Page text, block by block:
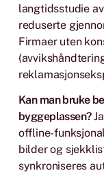
langtidsstudie
reduserte
Firmaer uten
Kan man bruke
byggeplassen?
offline-
bilder og
synkroniseres